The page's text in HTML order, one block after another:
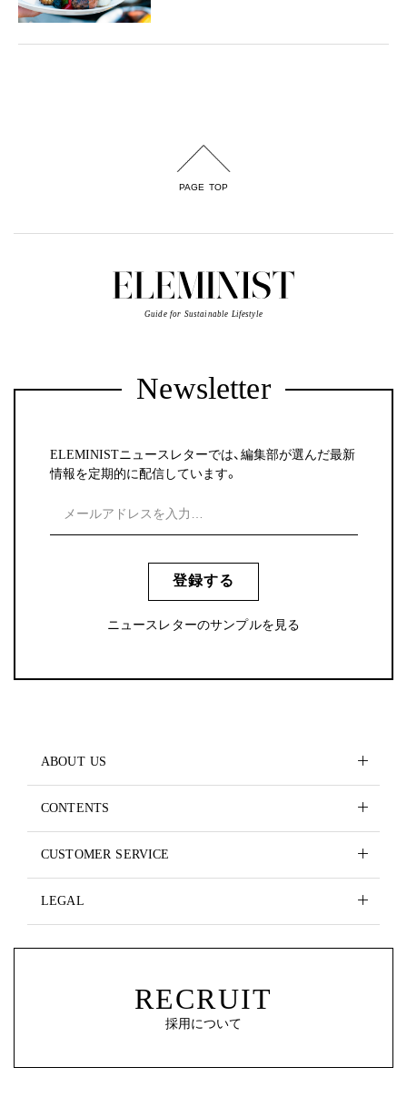
PAGE TOP
Guide for Sustainable Lifestyle
Newsletter
ELEMINISTニュースレターでは、編集部が選んだ最新
情報を定期的に配信しています。
登録する
ニュースレターのサンプルを見る
ABOUT US
CONTENTS
CUSTOMER SERVICE
LEGAL
RECRUIT
採用について